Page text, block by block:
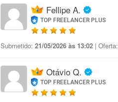
Fellipe A.
TOP FREELANCER PLUS
Submetido: 21/05/2026 às 13:02 | Oferta:
Otávio Q.
TOP FREELANCER PLUS